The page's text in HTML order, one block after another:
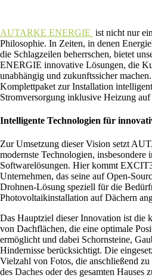
AUTARKE ENERGIE ist nicht nur
Philosophie. In Zeiten, in denen
die Schlagzeilen beherrschen, bietet
ENERGIE innovative Lösungen, die
unabhängig und zukunftssicher
Komplettpaket zur Installation
Stromversorgung inklusive Heizung auf
Intelligente Technologien für
Zur Umsetzung dieser Vision setzt
modernste Technologien, insbesondere
Softwarelösungen. Hier kommt
Unternehmen, das seine auf Open-
Drohnen-Lösung speziell für die
Photovoltaikinstallation auf Dächern
Das Hauptziel dieser Innovation ist die
von Dachflächen, die eine optimale
ermöglicht und dabei Schornsteine,
Hindernisse berücksichtigt. Die
Vielzahl von Fotos, die anschließend
des Daches oder des gesamten Hauses